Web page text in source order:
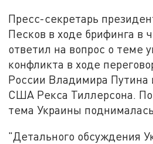
Пресс-секретарь
Песков в ходе брифинга в
ответил на вопрос о теме
конфликта в ходе
России Владимира Путина
США Рекса Тиллерсона.
тема Украины
"Детального обсуждения